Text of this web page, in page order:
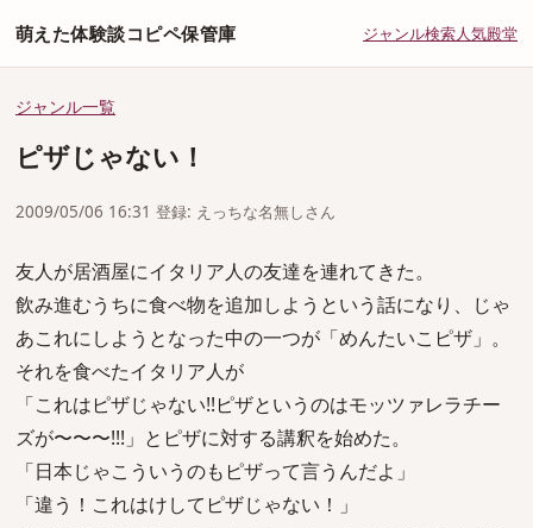
萌えた体験談コピペ保管庫 ジャンル検索人気殿堂
ジャンル一覧
ピザじゃない！
2009/05/06 16:31 登録: えっちな名無しさん
友人が居酒屋にイタリア人の友達を連れてきた。
飲み進むうちに食べ物を追加しようという話になり、じゃ
あこれにしようとなった中の一つが「めんたいこピザ」。
それを食べたイタリア人が
「これはピザじゃない!!ピザというのはモッツァレラチー
ズが〜〜〜!!!」とピザに対する講釈を始めた。
「日本じゃこういうのもピザって言うんだよ」
「違う！これはけしてピザじゃない！」